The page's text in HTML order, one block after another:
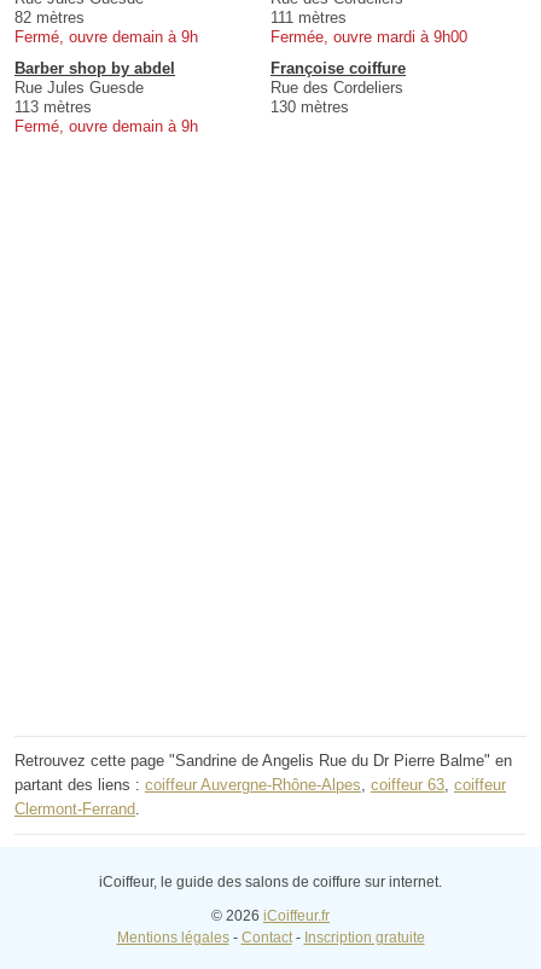
82 mètres
Fermé, ouvre demain à 9h
111 mètres
Fermée, ouvre mardi à 9h00
Barber shop by abdel
Rue Jules Guesde
113 mètres
Fermé, ouvre demain à 9h
Françoise coiffure
Rue des Cordeliers
130 mètres
Retrouvez cette page "Sandrine de Angelis Rue du Dr Pierre Balme" en
partant des liens : coiffeur Auvergne-Rhône-Alpes coiffeur 63 coiffeur
Clermont-Ferrand
iCoiffeur, le guide des salons de coiffure sur internet.
© 2026 iCoiffeur.fr
Mentions légales- Contact- Inscription gratuite